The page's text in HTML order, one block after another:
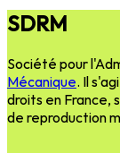
SDRM
Société pour
Mécanique. Il
droits en France,
de reproduction